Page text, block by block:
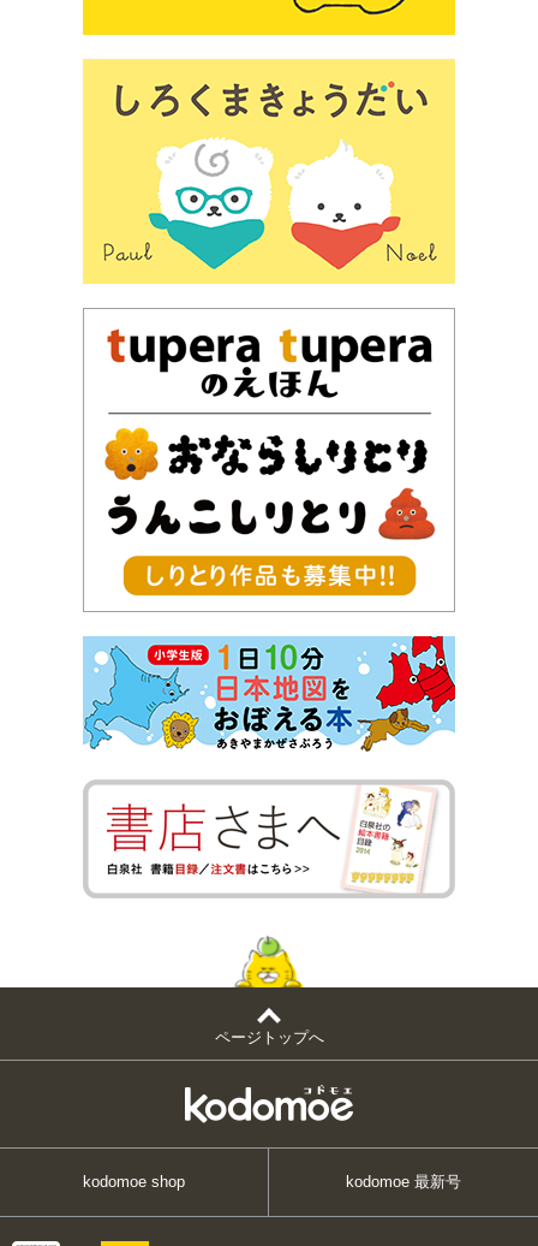
ページトップへ
kodomoe shop kodomoe 最新号